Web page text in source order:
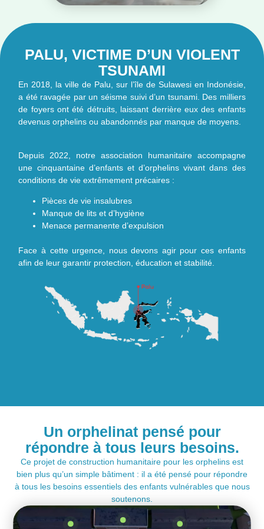
PALU, VICTIME D’UN VIOLENT
TSUNAMI
En 2018, la ville de Palu, sur l’île de Sulawesi en Indonésie,
a été ravagée par un séisme suivi d’un tsunami. Des milliers
de foyers ont été détruits, laissant derrière eux des enfants
devenus orphelins ou abandonnés par manque de moyens.
Depuis 2022, notre association humanitaire accompagne
une cinquantaine d’enfants et d’orphelins vivant dans des
conditions de vie extrêmement précaires :
Pièces de vie insalubres
Manque de lits et d’hygiène
Menace permanente d’expulsion
Face à cette urgence, nous devons agir pour ces enfants
afin de leur garantir protection, éducation et stabilité.
Un orphelinat pensé pour
répondre à tous leurs besoins.
Ce projet de construction humanitaire pour les orphelins est
bien plus qu’un simple bâtiment : il a été pensé pour répondre
à tous les besoins essentiels des enfants vulnérables que nous
soutenons.